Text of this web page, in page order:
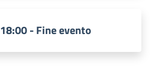
18:00 - Fine evento